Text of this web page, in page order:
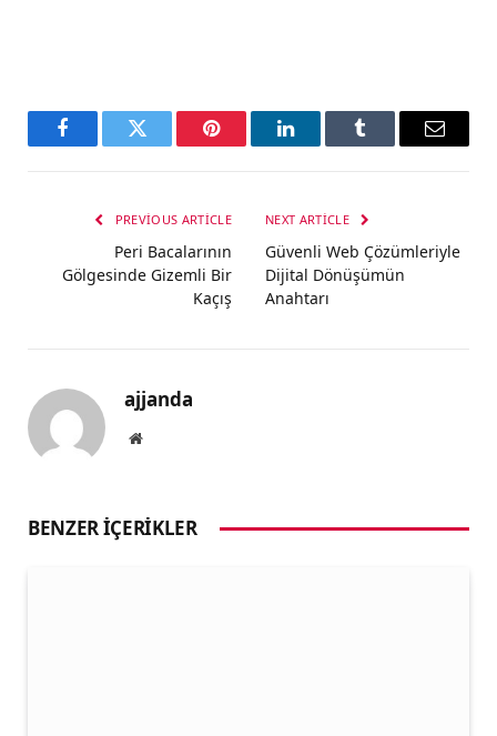
FacebookTwitter Pinterest LinkedInTumblr Email
PREVIOUS ARTICLE
Peri Bacalarının
Gölgesinde Gizemli Bir
Kaçış
NEXT ARTICLE
Güvenli Web Çözümleriyle
Dijital Dönüşümün
Anahtarı
ajjanda
Website
BENZER İÇERIKLER